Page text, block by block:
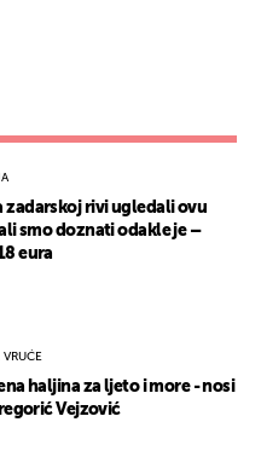
zadarskoj rivi ugledali ovu
smo doznati odakle je –
eura
haljina za ljeto i more - nosi
Vejzović